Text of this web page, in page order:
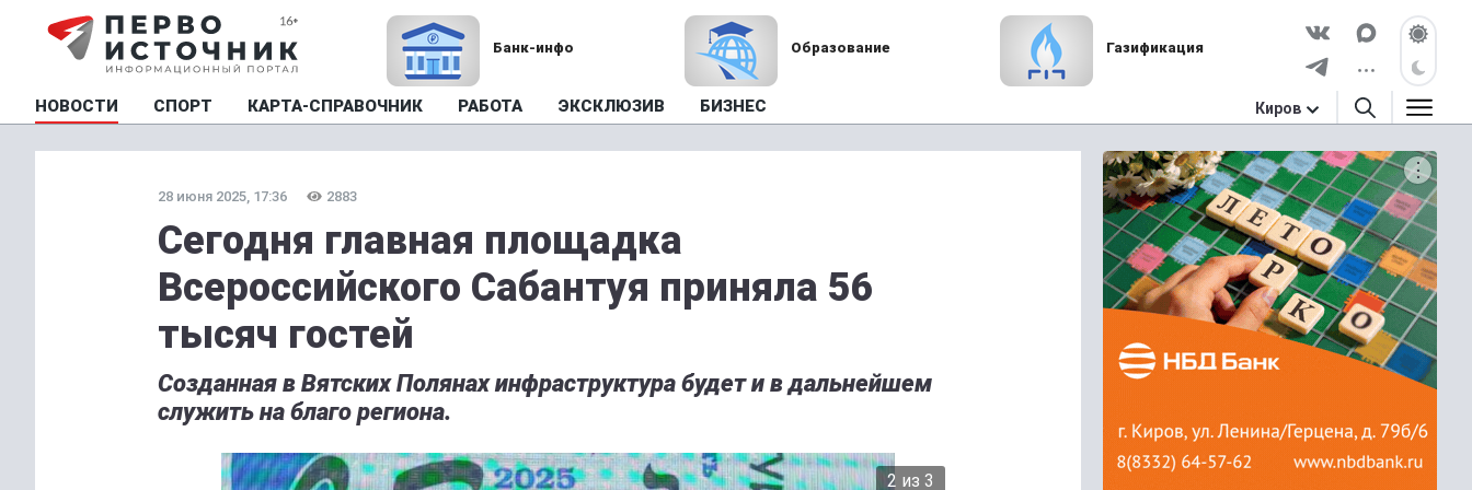
Банк-инфо Образование Газификация
НОВОСТИ СПОРТ КАРТА-СПРАВОЧНИК РАБОТА ЭКСКЛЮЗИВ БИЗНЕС Киров
28 июня 2025, 17:36 2883
Сегодня главная площадка
Всероссийского Сабантуя приняла 56
тысяч гостей
Созданная в Вятских Полянах инфраструктура будет и в дальнейшем
служить на благо региона.
2 из 3